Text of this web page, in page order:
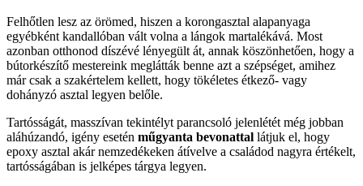
Felhőtlen lesz az örömed, hiszen a korongasztal alapanyaga
egyébként kandallóban vált volna a lángok martalékává. Most
azonban otthonod díszévé lényegült át, annak köszönhetően, hogy a
bútorkészítő mestereink meglátták benne azt a szépséget, amihez
már csak a szakértelem kellett, hogy tökéletes étkező- vagy
dohányzó asztal legyen belőle.
Tartósságát, masszívan tekintélyt parancsoló jelenlétét még jobban
aláhúzandó, igény esetén műgyanta bevonattal látjuk el, hogy
epoxy asztal akár nemzedékeken átívelve a családod nagyra értékelt,
tartósságában is jelképes tárgya legyen.